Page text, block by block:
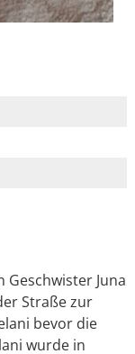
Geschwister Juna
Straße zur
bevor die
wurde in